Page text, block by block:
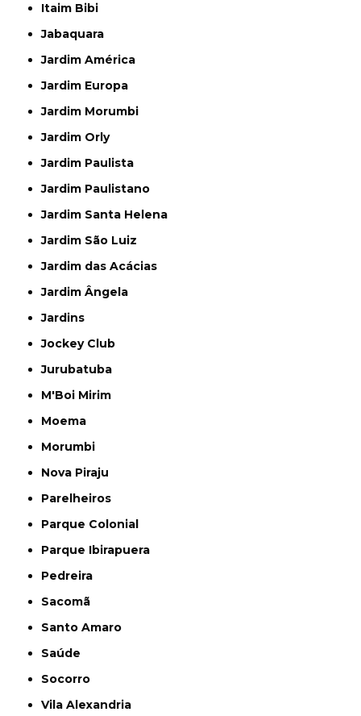
Itaim Bibi
Jabaquara
Jardim América
Jardim Europa
Jardim Morumbi
Jardim Orly
Jardim Paulista
Jardim Paulistano
Jardim Santa Helena
Jardim São Luiz
Jardim das Acácias
Jardim Ângela
Jardins
Jockey Club
Jurubatuba
M'Boi Mirim
Moema
Morumbi
Nova Piraju
Parelheiros
Parque Colonial
Parque Ibirapuera
Pedreira
Sacomã
Santo Amaro
Saúde
Socorro
Vila Alexandria